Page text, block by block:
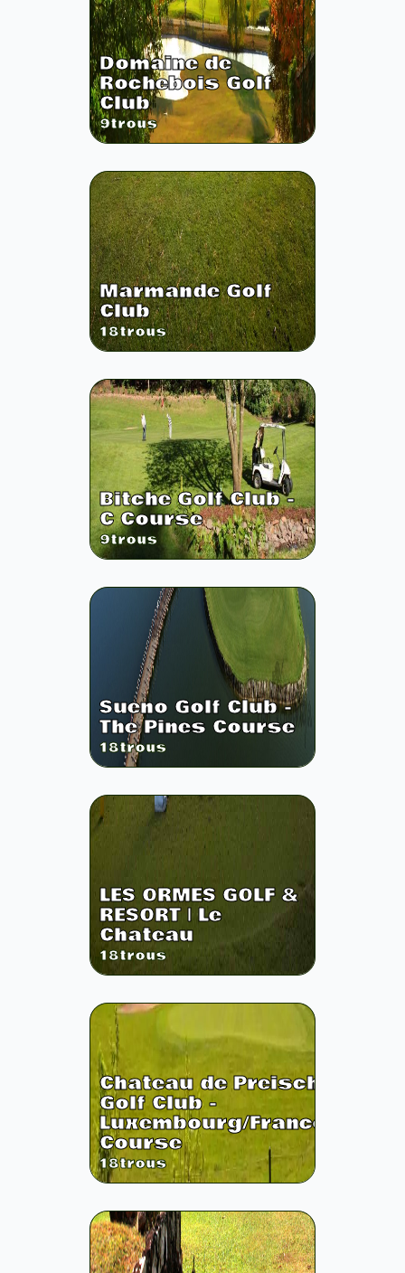
Domaine de
Rochebois Golf
Club
9trous
Marmande Golf
Club
18trous
Bitche Golf Club -
C Course
9trous
Sueno Golf Club -
The Pines Course
18trous
LES ORMES GOLF &
RESORT | Le
Chateau
18trous
Chateau de Preisch
Golf Club -
Luxembourg/France
Course
18trous